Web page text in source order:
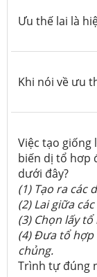
Ưu thế lai là
Khi nói về ưu
Việc tạo giống
biến dị tổ hơp
dưới đây?
(1) Tạo ra các
(2) Lai giữa
(3) Chọn lấy
(4) Đưa tổ hợp
chủng.
Trình tự đúng